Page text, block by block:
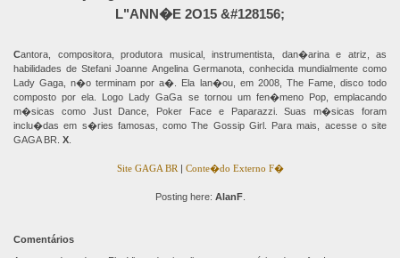
L"ANN�E 2O15 &#128156;
Cantora, compositora, produtora musical, instrumentista, dan�arina e atriz, as
habilidades de Stefani Joanne Angelina Germanota, conhecida mundialmente como
Lady Gaga, n�o terminam por a�. Ela lan�ou, em 2008, The Fame, disco todo
composto por ela. Logo Lady GaGa se tornou um fen�meno Pop, emplacando
m�sicas como Just Dance, Poker Face e Paparazzi. Suas m�sicas foram
inclu�das em s�ries famosas, como The Gossip Girl. Para mais, acesse o site
GAGA BR. X
Site GAGA BR | Conte�do Externo F�
Posting here: AlanF.
Comentários